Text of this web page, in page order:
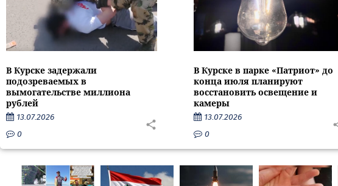
В Курске задержали
подозреваемых в
вымогательстве миллиона
рублей
13.07.2026
0
В Курске в парке «Патриот» до
конца июля планируют
восстановить освещение и
камеры
13.07.2026
0